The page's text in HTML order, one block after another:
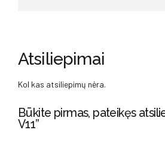
Atsiliepimai
Kol kas atsiliepimų nėra.
Būkite pirmas, pateikęs
V11”